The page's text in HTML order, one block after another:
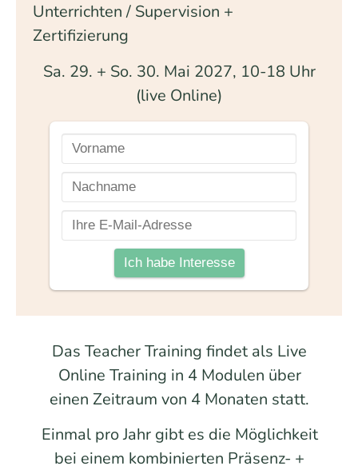
Unterrichten / Supervision +
Zertifizierung
Sa. 29. + So. 30. Mai 2027, 10-18 Uhr
(live Online)
Das Teacher Training findet als Live
Online Training in 4 Modulen über
einen Zeitraum von 4 Monaten statt.
Einmal pro Jahr gibt es die Möglichkeit
bei einem kombinierten Präsenz- +